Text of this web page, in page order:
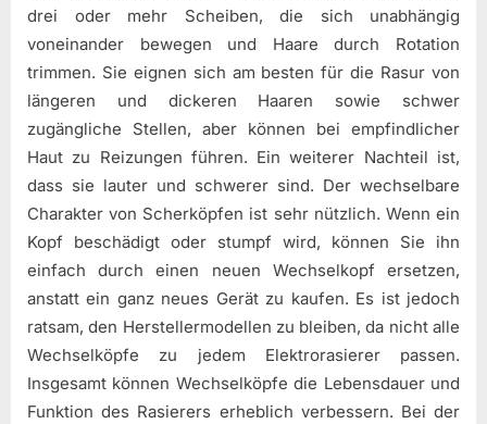
drei oder mehr Scheiben, die sich unabhängig
voneinander bewegen und Haare durch Rotation
trimmen. Sie eignen sich am besten für die Rasur von
längeren und dickeren Haaren sowie schwer
zugängliche Stellen, aber können bei empfindlicher
Haut zu Reizungen führen. Ein weiterer Nachteil ist,
dass sie lauter und schwerer sind. Der wechselbare
Charakter von Scherköpfen ist sehr nützlich. Wenn ein
Kopf beschädigt oder stumpf wird, können Sie ihn
einfach durch einen neuen Wechselkopf ersetzen,
anstatt ein ganz neues Gerät zu kaufen. Es ist jedoch
ratsam, den Herstellermodellen zu bleiben, da nicht alle
Wechselköpfe zu jedem Elektrorasierer passen.
Insgesamt können Wechselköpfe die Lebensdauer und
Funktion des Rasierers erheblich verbessern. Bei der